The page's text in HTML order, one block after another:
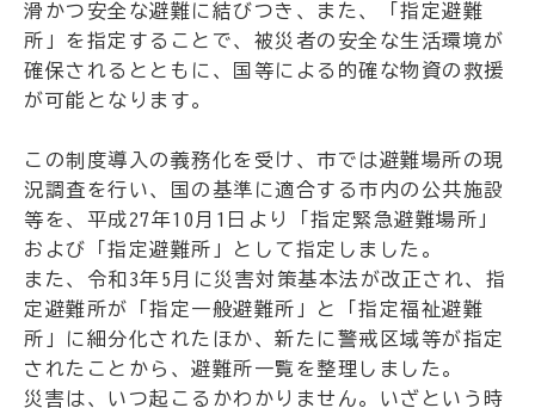
滑かつ安全な避難に結びつき、また、「指定避難
所」を指定することで、被災者の安全な生活環境が
確保されるとともに、国等による的確な物資の救援
が可能となります。
この制度導入の義務化を受け、市では避難場所の現
況調査を行い、国の基準に適合する市内の公共施設
等を、平成27年10月1日より「指定緊急避難場所」
および「指定避難所」として指定しました。
また、令和3年5月に災害対策基本法が改正され、指
定避難所が「指定一般避難所」と「指定福祉避難
所」に細分化されたほか、新たに警戒区域等が指定
されたことから、避難所一覧を整理しました。
災害は、いつ起こるかわかりません。いざという時